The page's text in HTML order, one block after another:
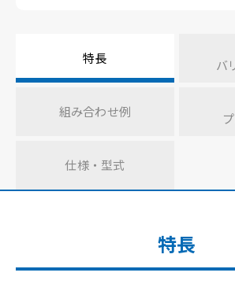
特長
バ
組み合わせ例
仕様・型式
特長